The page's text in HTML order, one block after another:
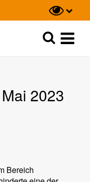
Suche
2023
Bereich